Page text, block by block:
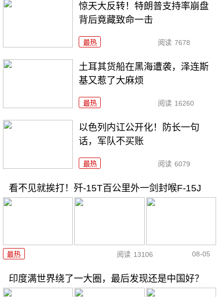
惊天大反转！特朗普支持率崩盘
背后竟藏致命一击
最热 阅读 7678
土耳其货船在黑海遭袭，泽连斯
基又惹了大麻烦
最热 阅读 16260
以色列内讧公开化！防长一句
话，军队不买账
最热 阅读 6079
看不见就挨打！歼-15T百公里外一剑封喉F-15J
最热 阅读 13106 08-05
印度满世界绕了一大圈，最后发现还是中国好？